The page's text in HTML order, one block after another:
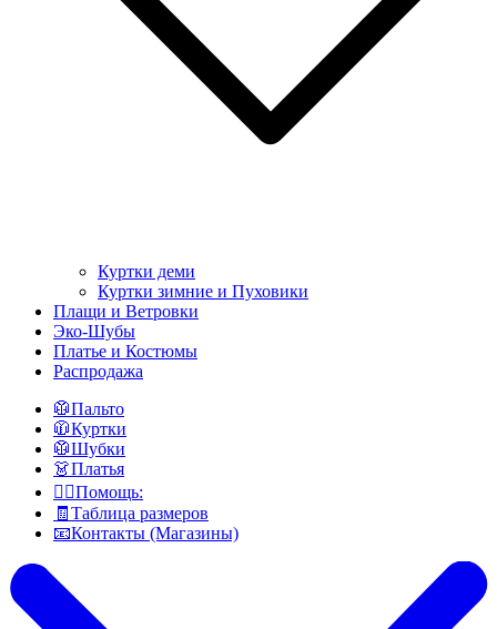
Куртки деми
Куртки зимние и Пуховики
Плащи и Ветровки
Эко-Шубы
Платье и Костюмы
Распродажа
🥼Пальто
🧥Куртки
🥼Шубки
👗Платья
👍🏻Помощь:
🧾Таблица размеров
📧Контакты (Магазины)